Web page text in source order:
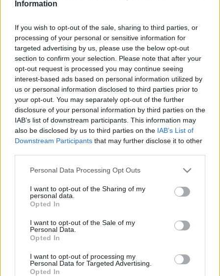
Information
If you wish to opt-out of the sale, sharing to third parties, or
processing of your personal or sensitive information for
targeted advertising by us, please use the below opt-out
section to confirm your selection. Please note that after your
opt-out request is processed you may continue seeing
interest-based ads based on personal information utilized by
us or personal information disclosed to third parties prior to
your opt-out. You may separately opt-out of the further
disclosure of your personal information by third parties on the
IAB’s list of downstream participants. This information may
also be disclosed by us to third parties on the IAB’s List of
Downstream Participants that may further disclose it to other
Please note that this website/app uses one or more Google
not limited to your visit or usage behaviour. You may click to
grant or deny consent to Google and its third-party tags to
use your data for below specified purposes in below Google
consent section.
Personal Data Processing Opt Outs
I want to opt-out of the Sharing of my
personal data.
Opted In
I want to opt-out of the Sale of my
Personal Data.
Opted In
I want to opt-out of processing my
Personal Data for Targeted Advertising.
Opted In
A Kisfaludy Színház rendezésében Halász Judit a Balaton
Szabadidő és Konferencia Központban
Csiribiricímű
műsorával várja a gyerekeket és a felnőtteket egyaránt.
Játékosság, humor, fantázia és szeretet jellemzi a dalokat,
amelyeket kicsik és nagyok együtt is énekelhetnek a
koncerten.
Időpont: 2016. június 3. péntek, 17.00 óra
Helyszín: Balaton Szabadidő és Konferencia Központ
Jegyár: 2000 forint/fő, nyugdíjas/diák: 1200 forint/fő, családi
jegy (4 főre): 4800 forint.